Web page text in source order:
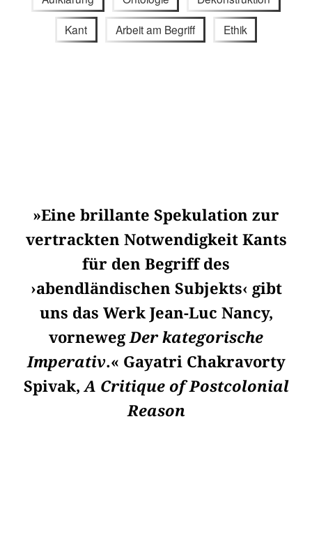
Kant Arbeit am Begriff Ethik
»Eine brillante Spekulation zur
vertrackten Notwendigkeit Kants
für den Begriff des
›abendländischen Subjekts‹ gibt
uns das Werk Jean-Luc Nancy,
vornewegDer kategorische
Imperativ.« Gayatri Chakravorty
Spivak,A Critique of Postcolonial
Reason